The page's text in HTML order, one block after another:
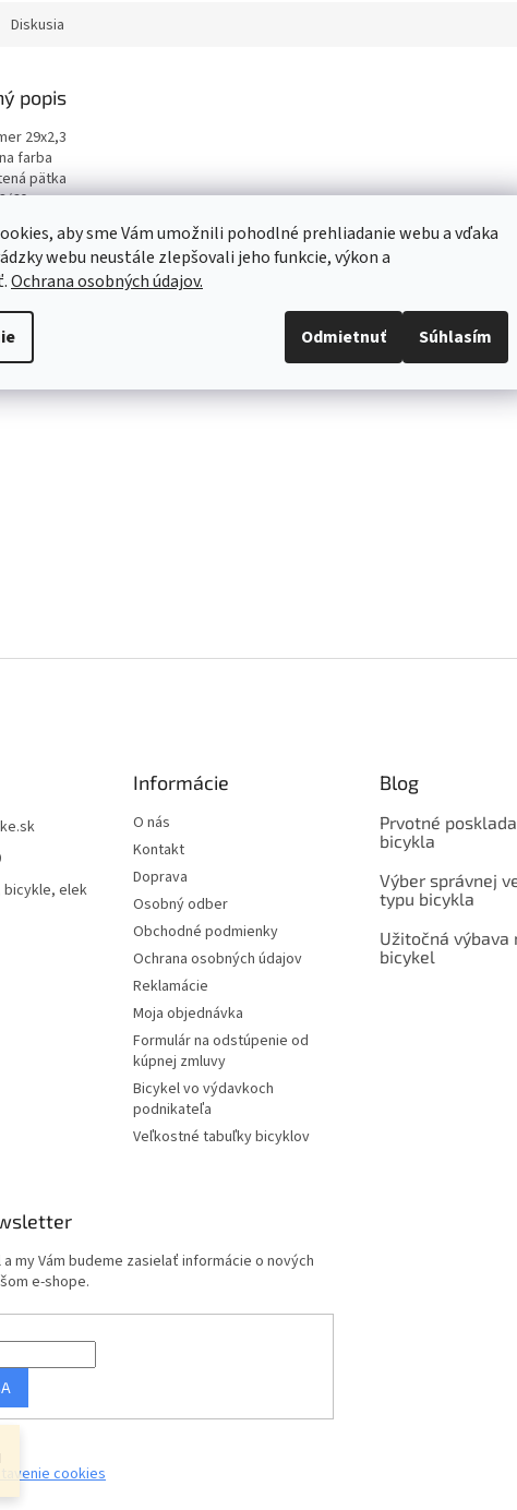
aby sme Vám umožnili pohodlné prehliadanie webu a vďaka
webu neustále zlepšovali jeho funkcie, výkon a
Ochrana osobných údajov.
Odmietnuť Súhlasím
Diskusia
popis
29x2,3
farba
pätka
60
elek
Informácie
O nás
Kontakt
Doprava
Osobný odber
Obchodné podmienky
Ochrana osobných údajov
Reklamácie
Moja objednávka
Formulár na odstúpenie od
kúpnej zmluvy
Bicykel vo výdavkoch
podnikateľa
Veľkostné tabuľky bicyklov
Blog
Prvotné
bicykla
Výber správnej
typu bicykla
Užitočná výbava
bicykel
my Vám budeme zasielať informácie o nových
e-shope.
cookies